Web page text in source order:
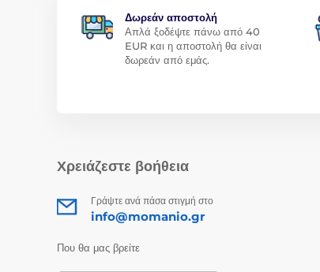
Δωρεάν αποστολή
Απλά ξοδέψτε πάνω από 40
EUR και η αποστολή θα είναι
δωρεάν από εμάς.
Χρειάζεστε βοήθεια
Γράψτε ανά πάσα στιγμή στο
info@momanio.gr
Που θα μας βρείτε